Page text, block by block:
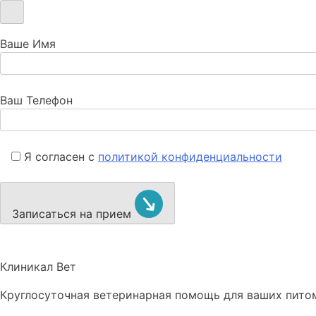
Ваше Имя
Ваш Телефон
Я согласен с политикой конфиденциальности
Записаться на прием
Клиникал Вет
Круглосуточная ветеринарная помощь для ваших